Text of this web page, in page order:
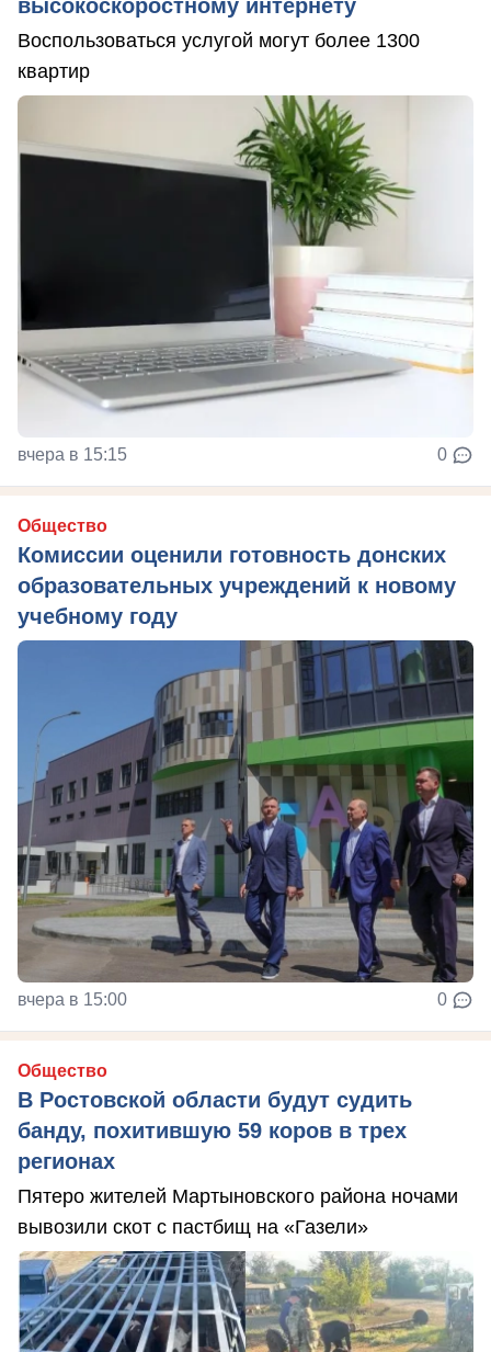
высокоскоростному интернету
Воспользоваться услугой могут более 1300
квартир
вчера в 15:15 0
Общество
Комиссии оценили готовность донских
образовательных учреждений к новому
учебному году
вчера в 15:00 0
Общество
В Ростовской области будут судить
банду, похитившую 59 коров в трех
регионах
Пятеро жителей Мартыновского района ночами
вывозили скот с пастбищ на «Газели»